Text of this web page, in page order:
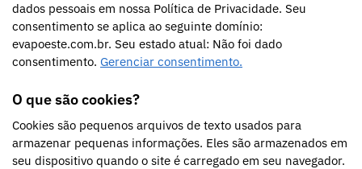
dados pessoais em nossa Política de Privacidade. Seu
consentimento se aplica ao seguinte domínio:
evapoeste.com.br. Seu estado atual: Não foi dado
consentimento. Gerenciar consentimento.
O que são cookies?
Cookies são pequenos arquivos de texto usados para
armazenar pequenas informações. Eles são armazenados em
seu dispositivo quando o site é carregado em seu navegador.